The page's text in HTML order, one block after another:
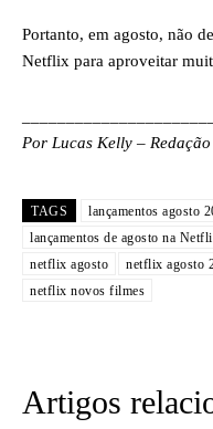
Portanto, em agosto, não
Netflix para aproveitar
Por Lucas Kelly –
TAGS
lançamentos agosto
lançamentos de agosto na
netflix agosto
netflix agosto
netflix novos filmes
Artigos